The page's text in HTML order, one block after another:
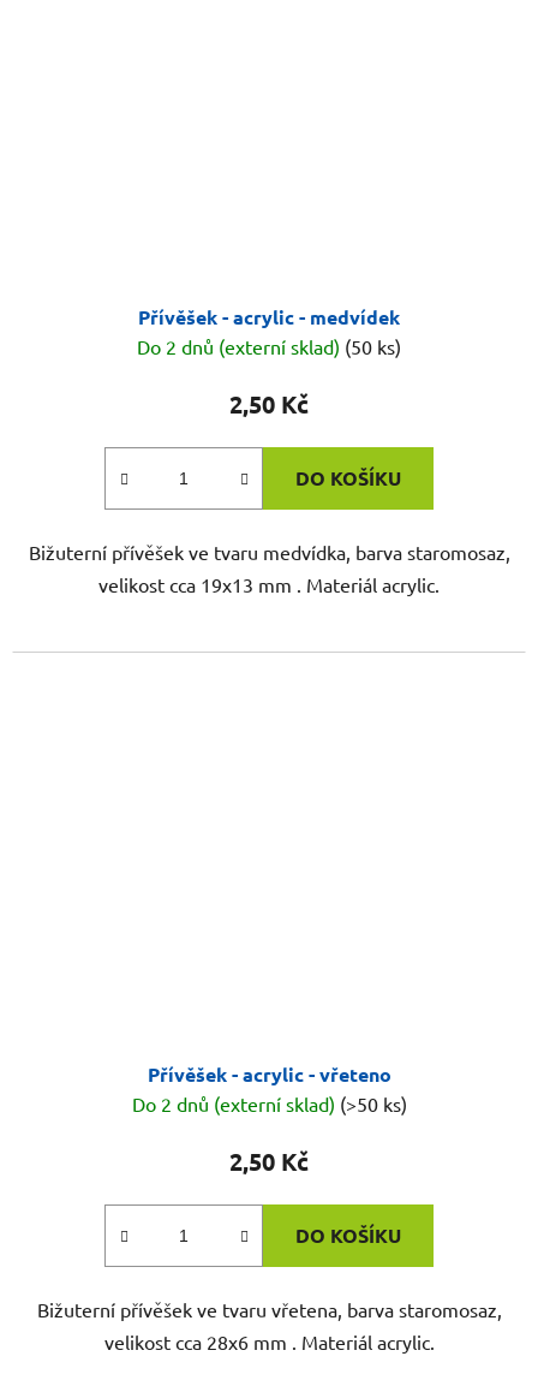
Přívěšek - acrylic - medvídek
Do 2 dnů (externí sklad) (50 ks)
2,50 Kč
DO KOŠÍKU
Bižuterní přívěšek ve tvaru medvídka, barva staromosaz,
velikost cca 19x13 mm . Materiál acrylic.
Přívěšek - acrylic - vřeteno
Do 2 dnů (externí sklad) (>50 ks)
2,50 Kč
DO KOŠÍKU
Bižuterní přívěšek ve tvaru vřetena, barva staromosaz,
velikost cca 28x6 mm . Materiál acrylic.